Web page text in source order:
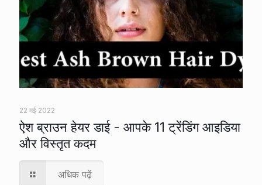
22 मई 2022
ऐश ब्राउन हेयर डाई - आपके 11 ट्रेंडिंग आइडिया
और विस्तृत कदम
अधिक पढ़ें